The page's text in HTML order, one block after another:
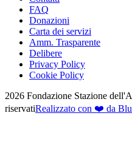
FAQ
Donazioni
Carta dei servizi
Amm. Trasparente
Delibere
Privacy Policy
Cookie Policy
2026 Fondazione Stazione
riservatiRealizzato con ❤️ da